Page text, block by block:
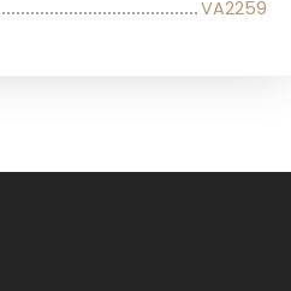
VA2259